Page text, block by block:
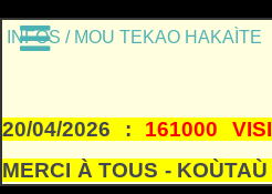
INFOS / MOU TEKAO HAKAÌTE
20/04/2026 : 161000
MERCI À TOUS -